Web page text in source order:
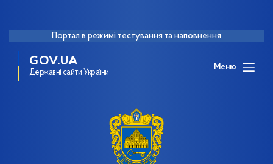
Портал в режимі тестування та наповнення
GOV.UA
Державні сайти України
Меню